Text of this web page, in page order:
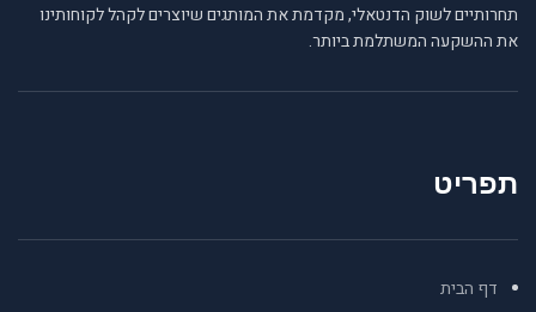
תחרותיים לשוק הדנטאלי, מקדמת את המותגים שיוצרים לקהל לקוחותינו
את ההשקעה המשתלמת ביותר.
תפריט
דף הבית